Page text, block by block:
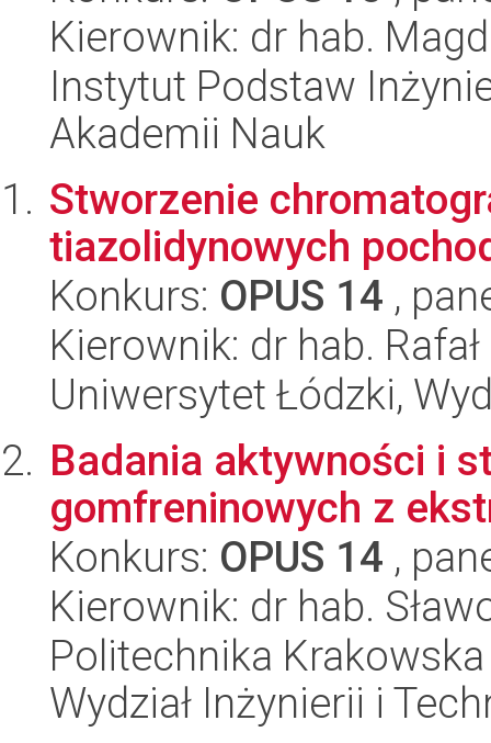
Kierownik: dr hab.
Instytut Podstaw
Akademii Nauk
Stworzenie
tiazolidynowych
Konkurs: OPUS 14 ,
Kierownik: dr hab.
Uniwersytet Łódzki,
Badania aktywności i
gomfreninowych z
Konkurs: OPUS 14 ,
Kierownik: dr hab.
Politechnika
Wydział Inżynierii i